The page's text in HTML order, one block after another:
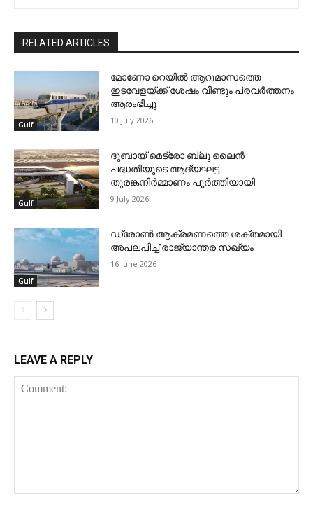
RELATED ARTICLES
Gulf
മോണോ റെയില്‍ ആറുമാസത്തെ
ഇടവേളയ്ക്ക് ശേഷം വീണ്ടും പ്രവര്‍ത്തനം
ആരംഭിച്ചു
10 July 2026
Gulf
ദുബായ് മെട്രോ ബ്ലു ലൈന്‍
പദ്ധതിയുടെ ആദ്യഘട്ട
തുരങ്കനിര്‍മ്മാണം പൂര്‍ത്തിയായി
9 July 2026
Gulf
ഡ്രോണ്‍ ആക്രമണത്തെ ശക്തമായി
അപലപിച്ച് രാജ്യാന്തര സഖ്യം
16 June 2026
LEAVE A REPLY